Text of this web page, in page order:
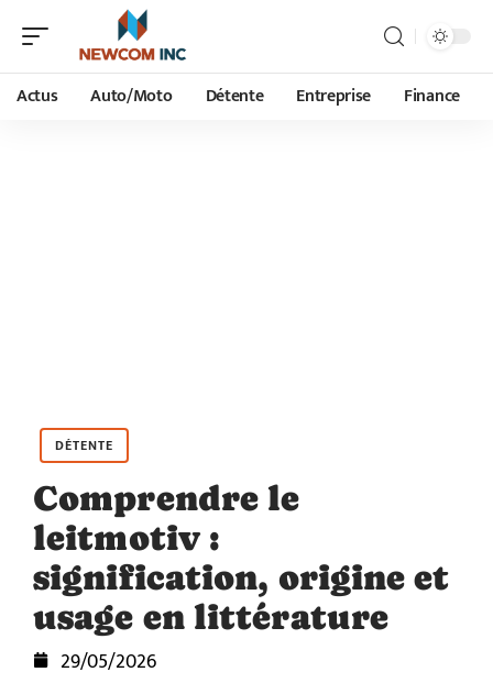
Actus Auto/Moto Détente Entreprise Finance
DÉTENTE
Comprendre le
leitmotiv :
signification, origine et
usage en littérature
29/05/2026